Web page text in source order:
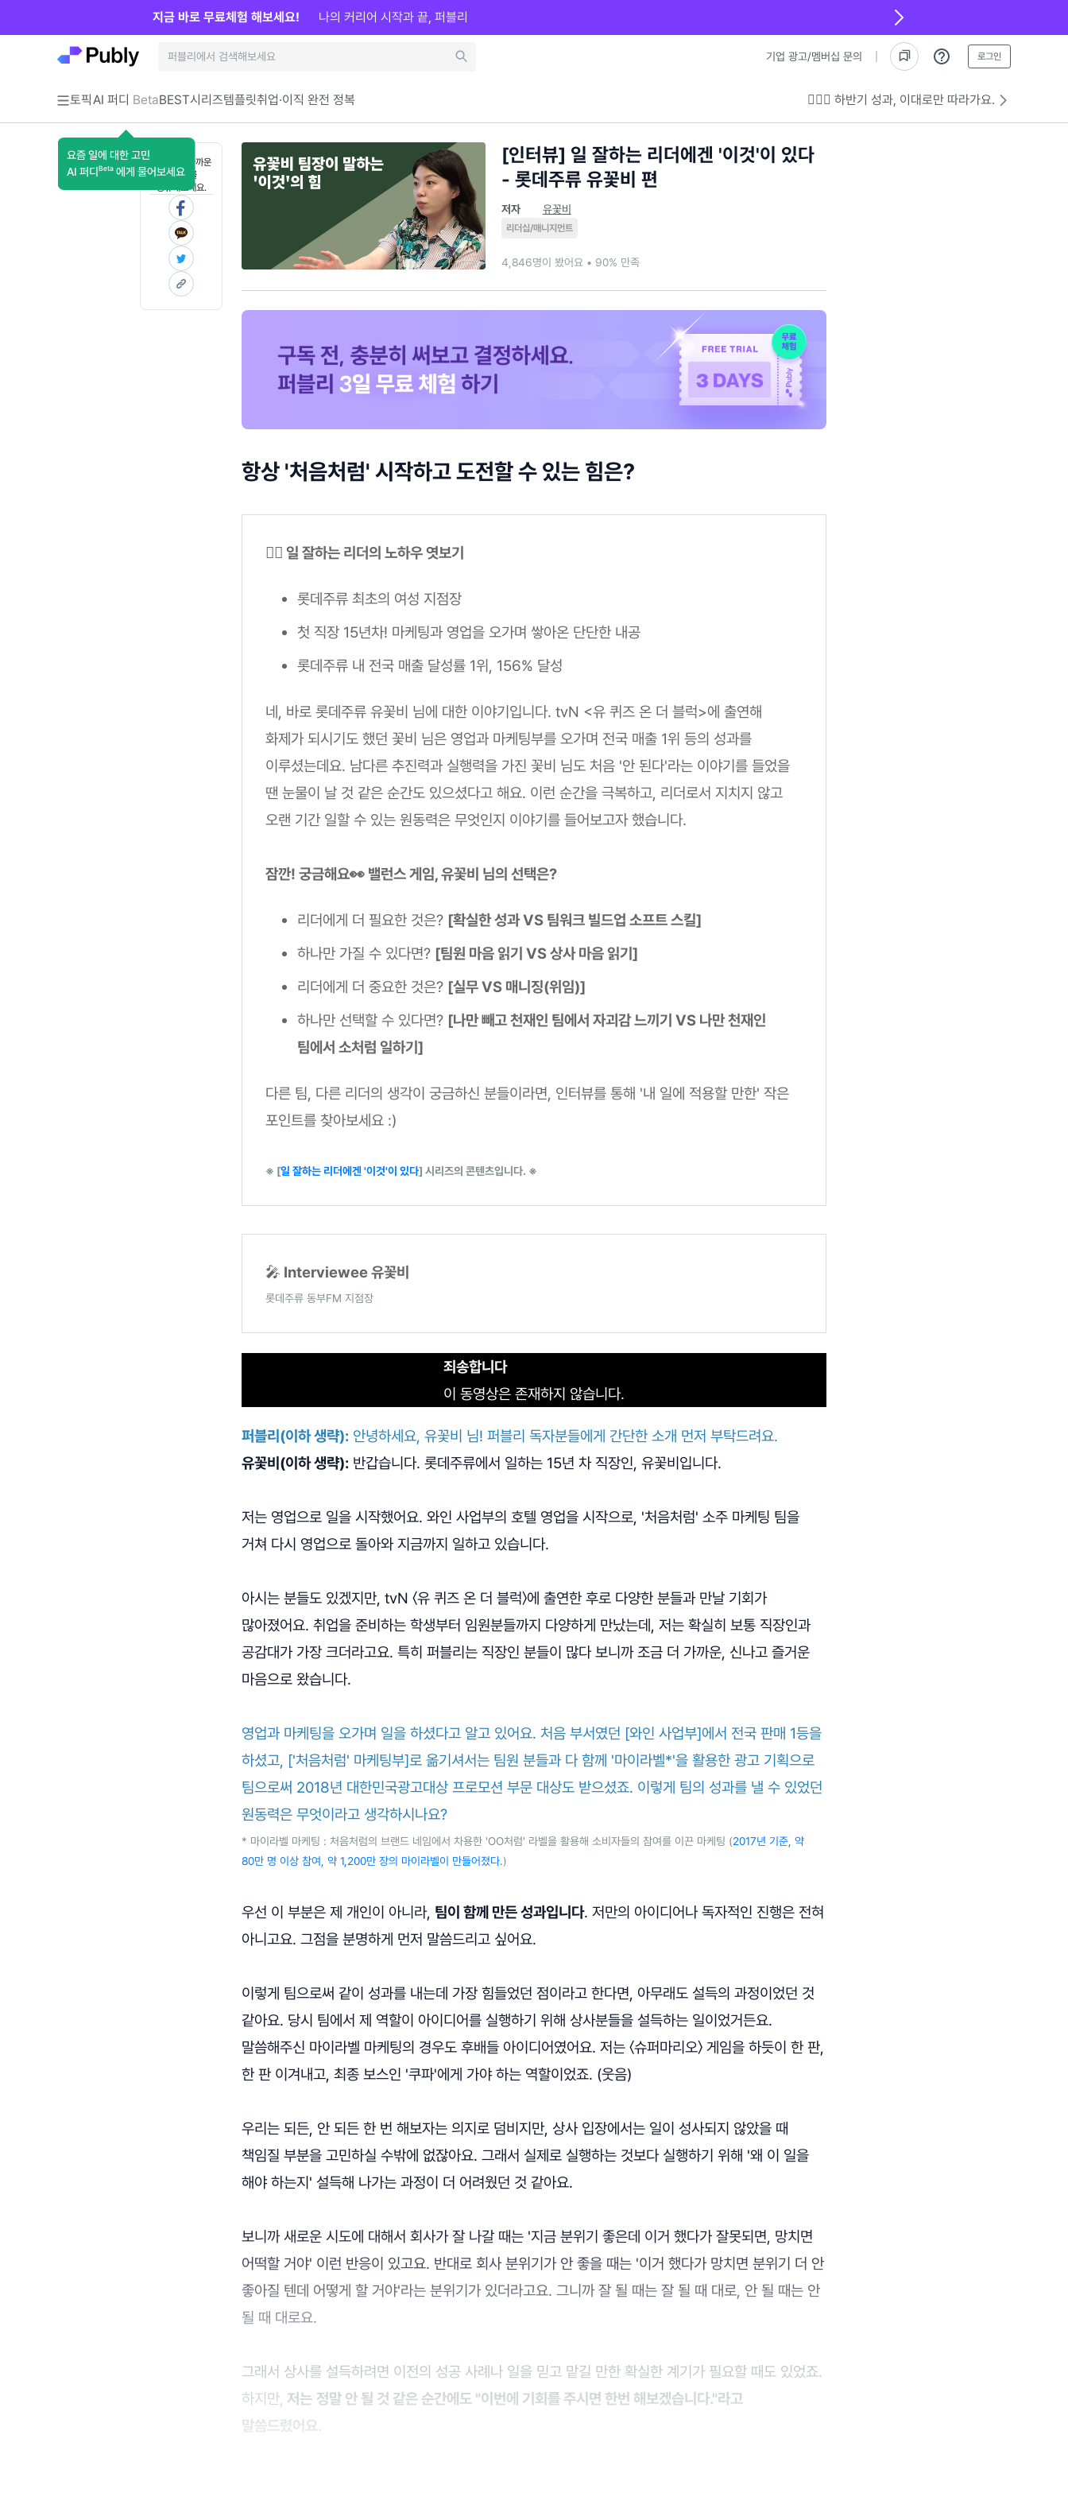
기업 광고/멤버십 문의 로그인
토픽AI 퍼디 Beta
요즘 일에 대한 고민
AI 퍼디 Beta 에게 물어보세요
BEST시리즈템플릿취업·이직 완전 정복 💁🏻‍♂️ 하반기 성과, 이대로만 따라가요.
지금 바로 무료체험 해보세요! 나의 커리어 시작과 끝, 퍼블리
혼자 보기 아까운
콘텐츠를
공유해보세요.
[인터뷰] 일 잘하는 리더에겐 '이것'이 있다
- 롯데주류 유꽃비 편
저자 유꽃비
리더십/매니지먼트
4,846명이 봤어요 • 90% 만족
항상 '처음처럼' 시작하고 도전할 수 있는 힘은?
✍🏼 일 잘하는 리더의 노하우 엿보기
롯데주류 최초의 여성 지점장
첫 직장 15년차! 마케팅과 영업을 오가며 쌓아온 단단한 내공
롯데주류 내 전국 매출 달성률 1위, 156% 달성
네, 바로 롯데주류 유꽃비 님에 대한 이야기입니다. tvN <유 퀴즈 온 더 블럭>에 출연해
화제가 되시기도 했던 꽃비 님은 영업과 마케팅부를 오가며 전국 매출 1위 등의 성과를
이루셨는데요. 남다른 추진력과 실행력을 가진 꽃비 님도 처음 '안 된다'라는 이야기를 들었을
땐 눈물이 날 것 같은 순간도 있으셨다고 해요. 이런 순간을 극복하고, 리더로서 지치지 않고
오랜 기간 일할 수 있는 원동력은 무엇인지 이야기를 들어보고자 했습니다.
잠깐! 궁금해요👀 밸런스 게임, 유꽃비 님의 선택은?
리더에게 더 필요한 것은? [확실한 성과 VS 팀워크 빌드업 소프트 스킬]
하나만 가질 수 있다면? [팀원 마음 읽기 VS 상사 마음 읽기]
리더에게 더 중요한 것은? [실무 VS 매니징(위임)]
하나만 선택할 수 있다면? [나만 빼고 천재인 팀에서 자괴감 느끼기 VS 나만 천재인
팀에서 소처럼 일하기]
다른 팀, 다른 리더의 생각이 궁금하신 분들이라면, 인터뷰를 통해 '내 일에 적용할 만한' 작은
포인트를 찾아보세요 :)
※ [일 잘하는 리더에겐 '이것'이 있다] 시리즈의 콘텐츠입니다. ※
🎤 Interviewee 유꽃비
롯데주류 동부FM 지점장
죄송합니다
이 동영상은 존재하지 않습니다.
퍼블리(이하 생략): 안녕하세요, 유꽃비 님! 퍼블리 독자분들에게 간단한 소개 먼저 부탁드려요.
유꽃비(이하 생략): 반갑습니다. 롯데주류에서 일하는 15년 차 직장인, 유꽃비입니다.
저는 영업으로 일을 시작했어요. 와인 사업부의 호텔 영업을 시작으로, '처음처럼' 소주 마케팅 팀을
거쳐 다시 영업으로 돌아와 지금까지 일하고 있습니다.
아시는 분들도 있겠지만, tvN 〈유 퀴즈 온 더 블럭〉에 출연한 후로 다양한 분들과 만날 기회가
많아졌어요. 취업을 준비하는 학생부터 임원분들까지 다양하게 만났는데, 저는 확실히 보통 직장인과
공감대가 가장 크더라고요. 특히 퍼블리는 직장인 분들이 많다 보니까 조금 더 가까운, 신나고 즐거운
마음으로 왔습니다.
영업과 마케팅을 오가며 일을 하셨다고 알고 있어요. 처음 부서였던 [와인 사업부]에서 전국 판매 1등을
하셨고, ['처음처럼' 마케팅부]로 옮기셔서는 팀원 분들과 다 함께 '마이라벨*'을 활용한 광고 기획으로
팀으로써 2018년 대한민국광고대상 프로모션 부문 대상도 받으셨죠. 이렇게 팀의 성과를 낼 수 있었던
원동력은 무엇이라고 생각하시나요?
* 마이라벨 마케팅 : 처음처럼의 브랜드 네임에서 차용한 'OO처럼' 라벨을 활용해 소비자들의 참여를 이끈 마케팅 (2017년 기준, 약
80만 명 이상 참여, 약 1,200만 장의 마이라벨이 만들어졌다.)
우선 이 부분은 제 개인이 아니라, 팀이 함께 만든 성과입니다. 저만의 아이디어나 독자적인 진행은 전혀
아니고요. 그점을 분명하게 먼저 말씀드리고 싶어요.
이렇게 팀으로써 같이 성과를 내는데 가장 힘들었던 점이라고 한다면, 아무래도 설득의 과정이었던 것
같아요. 당시 팀에서 제 역할이 아이디어를 실행하기 위해 상사분들을 설득하는 일이었거든요.
말씀해주신 마이라벨 마케팅의 경우도 후배들 아이디어였어요. 저는 〈슈퍼마리오〉 게임을 하듯이 한 판,
한 판 이겨내고, 최종 보스인 '쿠파'에게 가야 하는 역할이었죠. (웃음)
우리는 되든, 안 되든 한 번 해보자는 의지로 덤비지만, 상사 입장에서는 일이 성사되지 않았을 때
책임질 부분을 고민하실 수밖에 없잖아요. 그래서 실제로 실행하는 것보다 실행하기 위해 '왜 이 일을
해야 하는지' 설득해 나가는 과정이 더 어려웠던 것 같아요.
보니까 새로운 시도에 대해서 회사가 잘 나갈 때는 '지금 분위기 좋은데 이거 했다가 잘못되면, 망치면
어떡할 거야' 이런 반응이 있고요. 반대로 회사 분위기가 안 좋을 때는 '이거 했다가 망치면 분위기 더 안
좋아질 텐데 어떻게 할 거야'라는 분위기가 있더라고요. 그니까 잘 될 때는 잘 될 때 대로, 안 될 때는 안
될 때 대로요.
그래서 상사를 설득하려면 이전의 성공 사례나 일을 믿고 맡길 만한 확실한 계기가 필요할 때도 있었죠.
하지만, 저는 정말 안 될 것 같은 순간에도 "이번에 기회를 주시면 한번 해보겠습니다."라고
말씀드렸어요.